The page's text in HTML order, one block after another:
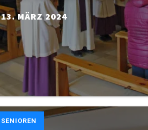
13. MÄRZ 2024
SENIOREN